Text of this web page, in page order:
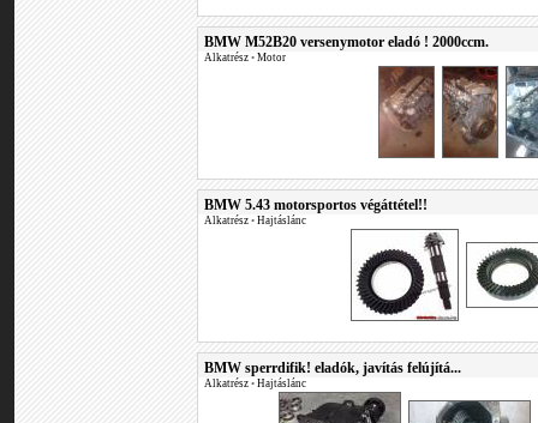
BMW M52B20 versenymotor eladó ! 2000ccm.
Alkatrész • Motor
BMW 5.43 motorsportos végáttétel!!
Alkatrész • Hajtáslánc
BMW sperrdifik! eladók, javítás felújítá...
Alkatrész • Hajtáslánc